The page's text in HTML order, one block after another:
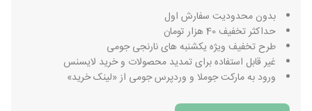
بدون محدودیت سفارش اول
حداکثر تخفیف 40 هزار تومان
طرح تخفیف ویژه یکشنبه های نارنجی جومی
غیر قابل استفاده برای تمدید محصولات و خرید لایسنس
ورود به مارکت جوملا و وردپرس جومی از «لینک خرید»